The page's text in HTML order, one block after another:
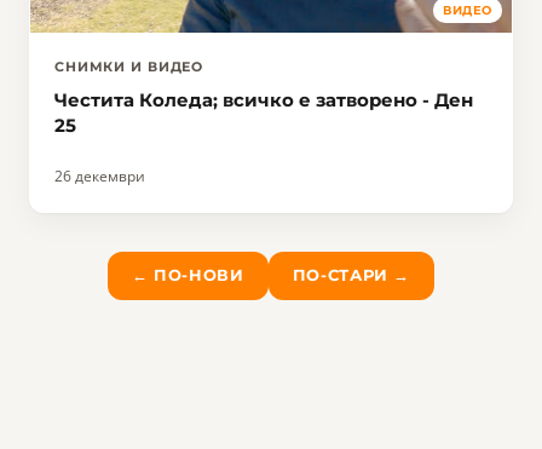
ВИДЕО
СНИМКИ И ВИДЕО
Честита Коледа; всичко е затворено - Ден
25
26 декември
← ПО-НОВИ ПО-СТАРИ →